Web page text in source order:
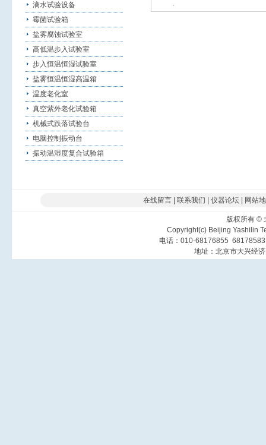
滴水试验设备
霉菌试验箱
盐雾腐蚀试验室
高低温步入试验室
步入恒温恒湿试验室
盐雾恒温恒湿高温箱
温度老化室
真空紫外老化试验箱
机械式跌落试验台
电脑控制振动台
振动温湿度复合试验箱
·
在线留言 联系我们 仪器论坛 网站
版权所有©
Copyright(c) Beijing Yashilin
电话：010-68176855
地址：北京市大兴经